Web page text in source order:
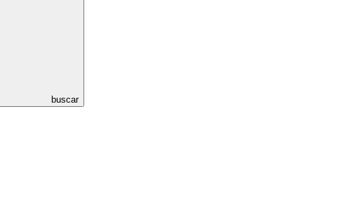
buscar